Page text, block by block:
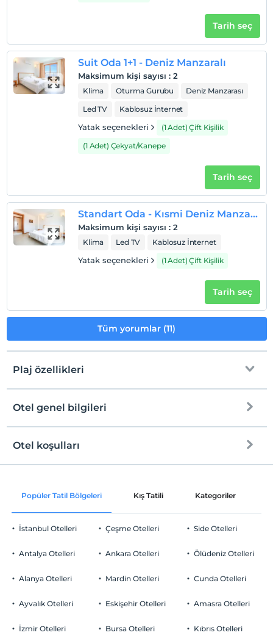
Tarih seç
Suit Oda 1+1 - Deniz Manzaralı
Maksimum kişi sayısı : 2
Klima Oturma Gurubu
Deniz Manzarası
Led TV
Kablosuz İnternet
Yatak seçenekleri
(1 Adet) Çift Kişilik
(1 Adet) Çekyat/Kanepe
Tarih seç
Standart Oda - Kısmi Deniz Manzaralı Çift Kişilik
Maksimum kişi sayısı : 2
Klima Led TV Kablosuz İnternet
Yatak seçenekleri (1 Adet) Çift Kişilik
Tarih seç
Tüm yorumlar (11)
Plaj özellikleri
Plaja 3 km mesafededir
Otel genel bilgileri
Ortak alanlar ve tüm odalar
Otopark
Ücretsiz Halka Açık Otopark
Otel koşulları
Check/in
Check/out
En geç saat 11:00 ve öncesi
Evcil Hayvan
Tesise 15:00 – 23:00 saatleri arasında giriş yapılabilir. Bu saatler
Yaş kısıtlaması
Popüler Tatil Bölgeleri Kış Tatili Kategoriler
İstanbul Otelleri
Antalya Otelleri
Alanya Otelleri
Ayvalık Otelleri
İzmir Otelleri
Çeşme Otelleri
Ankara Otelleri
Mardin Otelleri
Eskişehir Otelleri
Bursa Otelleri
Side Otelleri
Ölüdeniz Otelleri
Cunda Otelleri
Amasra Otelleri
Kıbrıs Otelleri